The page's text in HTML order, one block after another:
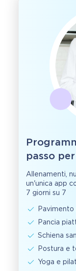
passo
Allenamenti,
un'unica app
7 giorni su 7
Pavimento
Pancia
Schiena
Postura e
Yoga e